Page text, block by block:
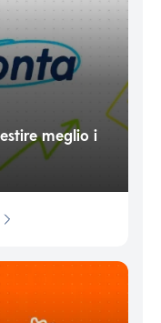
meglio i